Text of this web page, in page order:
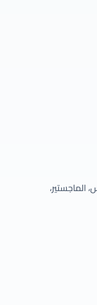
الماجستير،